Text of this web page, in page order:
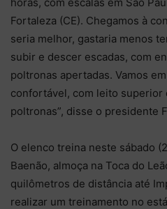
Fortaleza (CE). Chegamos à
seria melhor, gastaria menos
subir e descer escadas, com
poltronas apertadas. Vamos
confortável, com leito superior
poltronas”, disse o presidente
O elenco treina neste sábado
Baenão, almoça na Toca do
quilômetros de distância até
realizar um treinamento no